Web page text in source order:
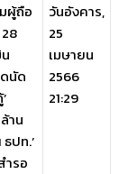
ผู้ถือ
นัด
าน
ปท.’
ำรอ
วันอังคาร,
25
เมษายน
2566
21:29